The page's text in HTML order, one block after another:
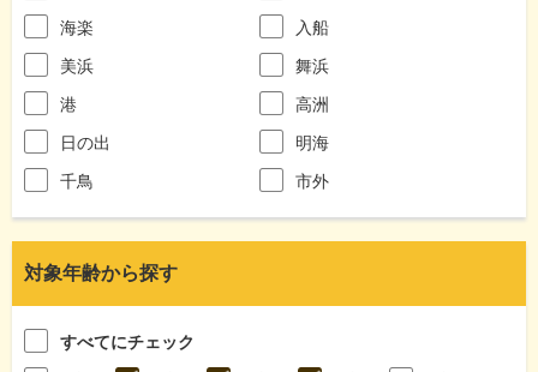
海楽
入船
美浜
舞浜
港
高洲
日の出
明海
千鳥
市外
対象年齢から探す
すべてにチェック